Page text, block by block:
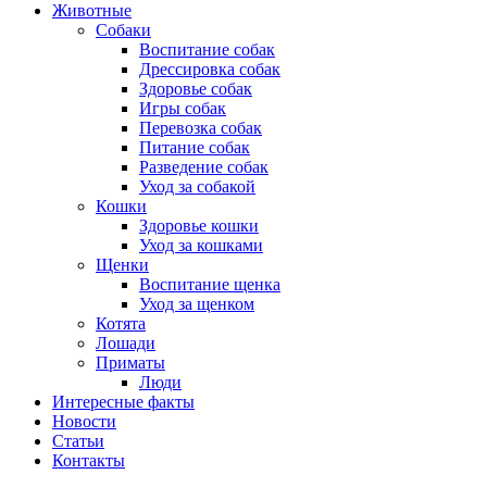
Животные
Собаки
Воспитание собак
Дрессировка собак
Здоровье собак
Игры собак
Перевозка собак
Питание собак
Разведение собак
Уход за собакой
Кошки
Здоровье кошки
Уход за кошками
Щенки
Воспитание щенка
Уход за щенком
Котята
Лошади
Приматы
Люди
Интересные факты
Новости
Статьи
Контакты